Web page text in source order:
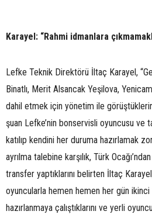
Karayel: “Rahmi idmanlara
Lefke Teknik Direktörü İltaç Karayel,
Binatlı, Merit Alsancak Yeşilova,
dahil etmek için yönetim ile
şuan Lefke’nin bonservisli oyuncusu ve
katılıp kendini her duruma hazırlamak
ayrılma talebine karşılık, Türk
transfer yaptıklarını belirten İltaç
oyuncularla hemen hemen her gün ikinci
hazırlanmaya çalıştıklarını ve yerli